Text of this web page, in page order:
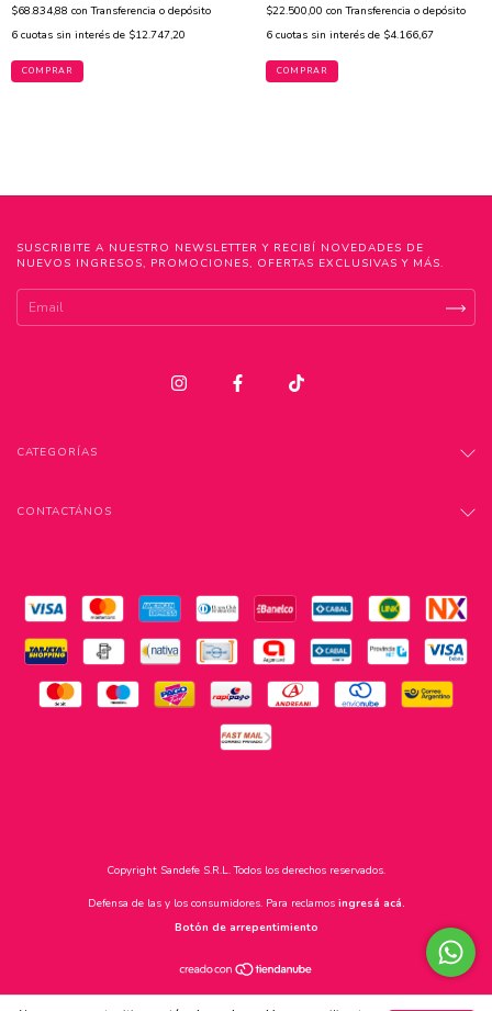
$68.834,88 con Transferencia o depósito
6 cuotas sin interés de $12.747,20
COMPRAR
$22.500,00 con Transferencia o depósito
6 cuotas sin interés de $4.166,67
COMPRAR
SUSCRIBITE A NUESTRO NEWSLETTER Y RECIBÍ NOVEDADES DE
NUEVOS INGRESOS, PROMOCIONES, OFERTAS EXCLUSIVAS Y MÁS.
CATEGORÍAS
CONTACTÁNOS
Copyright Sandefe S.R.L. Todos los derechos reservados.
Defensa de las y los consumidores. Para reclamos ingresá acá.
Botón de arrepentimiento